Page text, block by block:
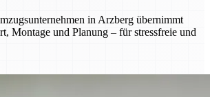
in Arzberg übernimmt
Montage und Planung – für stressfreie und